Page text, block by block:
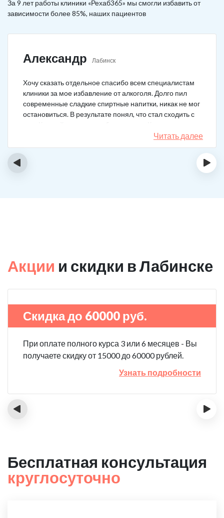
За 9 лет работы клиники «Рехаб365» мы смогли избавить от
зависимости более 85%, наших пациентов
Александр Лабинск
Хочу сказать отдельное спасибо всем специалистам
клиники за мое избавление от алкоголя. Долго пил
современные сладкие спиртные напитки, никак не мог
остановиться. В результате понял, что стал сходить с
ума. Каждый день не мог без выпивки. Когда осознал,
понял, что надо что-то в своей жизни менять. Нашел
телефон клиники в интернете, сразу приехал и
Читать далее
‹ ›
Акции и скидки в Лабинске
Скидка до 60000 руб.
При оплате полного курса 3 или 6 месяцев - Вы
получаете скидку от 15000 до 60000 рублей.
Узнать подробности
‹ ›
Бесплатная консультация
круглосуточно